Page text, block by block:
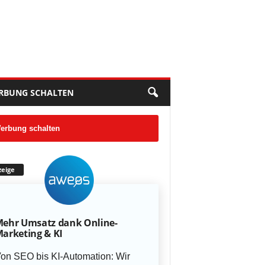
SCHALTEN
schalten
Umsatz dank Online-
& KI
SEO bis KI-Automation: Wir